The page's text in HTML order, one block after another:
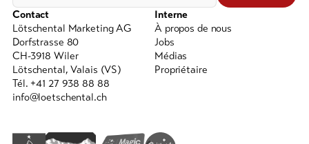
Contact
Lötschental Marketing AG
Dorfstrasse 80
CH-3918 Wiler
Lötschental, Valais (VS)
Tél. +41 27 938 88 88
info@loetschental.ch
Interne
À propos de nous
Jobs
Médias
Propriétaire